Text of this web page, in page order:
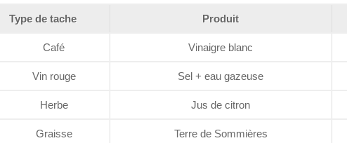
Type de tache Produit
Café Vinaigre blanc
Vin rouge Sel + eau gazeuse
Herbe Jus de citron
Graisse Terre de Sommières